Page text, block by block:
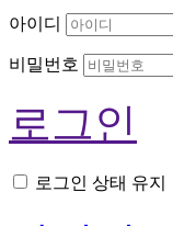
아이디
비밀번호
로그인
로그인 상태 유지